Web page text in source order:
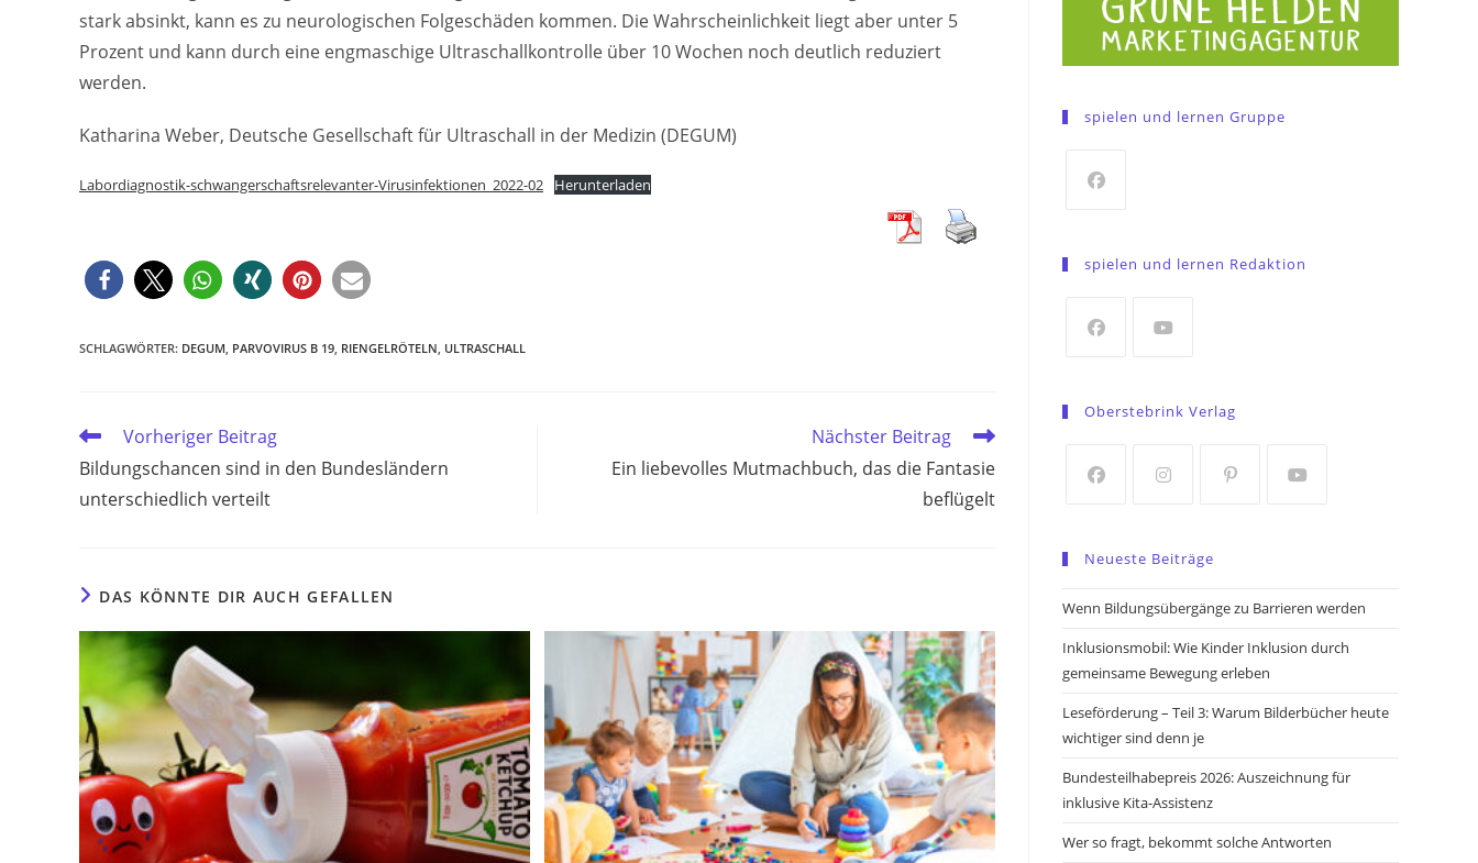
stark absinkt, kann es zu neurologischen Folgeschäden kommen. Die Wahrscheinlichkeit liegt aber unter 5
Prozent und kann durch eine engmaschige Ultraschallkontrolle über 10 Wochen noch deutlich reduziert
werden.
Katharina Weber, Deutsche Gesellschaft für Ultraschall in der Medizin (DEGUM)
Labordiagnostik-schwangerschaftsrelevanter-Virusinfektionen_2022-02 Herunterladen
SCHLAGWÖRTER: DEGUM PARVOVIRUS B 19 RIENGELRÖTELN ULTRASCHALL
Weitere
ansehen
Vorheriger Beitrag
Bildungschancen sind in den Bundesländern
unterschiedlich verteilt
Nächster Beitrag
Ein liebevolles Mutmachbuch, das die Fantasie
beflügelt
DAS KÖNNTE DIR AUCH GEFALLEN
spielen und lernen Gruppe
a
tab
spielen und lernen Redaktion
a
tab
Oberstebrink Verlag
a
new
a
new
new
Neueste Beiträge
Wenn Bildungsübergänge zu Barrieren werden
Inklusionsmobil: Wie Kinder Inklusion durch
gemeinsame Bewegung erleben
Leseförderung – Teil 3: Warum Bilderbücher heute
wichtiger sind denn je
Bundesteilhabepreis 2026: Auszeichnung für
inklusive Kita-Assistenz
Wer so fragt, bekommt solche Antworten